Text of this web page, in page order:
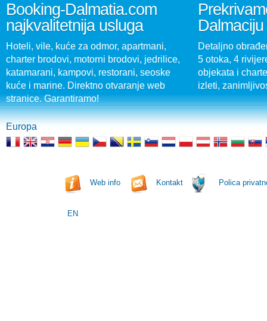
Booking-Dalmatia.com
najkvalitetnija usluga
Hoteli, vile, kuće za odmor, apartmani,
charter brodovi, motorni brodovi, jedrilice,
katamarani, kampovi, restorani, seoske
kuće i marine. Direktno otvaranje web
stranice. Garantiramo!
Dalmaciju
Detaljno
5 otoka, 4
objekata i
izleti,
Europa
Web info Kontakt Polica
EN